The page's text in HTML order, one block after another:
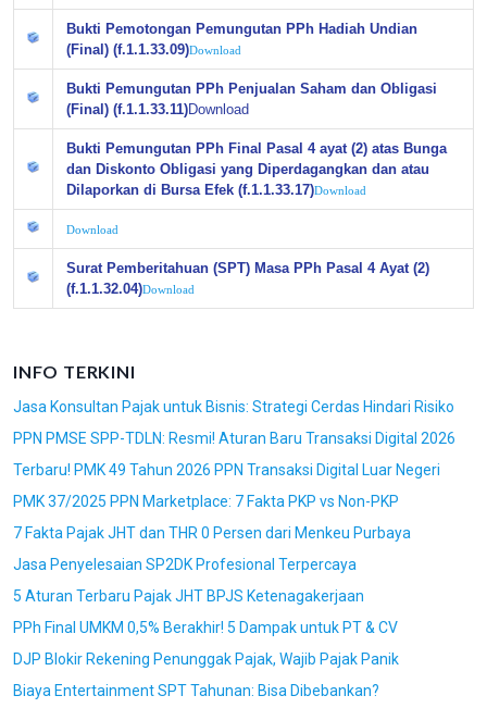
Bukti Pemotongan Pemungutan PPh Hadiah Undian
(Final) (f.1.1.33.09)Download
Bukti Pemungutan PPh Penjualan Saham dan Obligasi
(Final) (f.1.1.33.11)Download
Bukti Pemungutan PPh Final Pasal 4 ayat (2) atas Bunga
dan Diskonto Obligasi yang Diperdagangkan dan atau
Dilaporkan di Bursa Efek (f.1.1.33.17)Download
Download
Surat Pemberitahuan (SPT) Masa PPh Pasal 4 Ayat (2)
(f.1.1.32.04)Download
INFO TERKINI
Jasa Konsultan Pajak untuk Bisnis: Strategi Cerdas Hindari Risiko
PPN PMSE SPP-TDLN: Resmi! Aturan Baru Transaksi Digital 2026
Terbaru! PMK 49 Tahun 2026 PPN Transaksi Digital Luar Negeri
PMK 37/2025 PPN Marketplace: 7 Fakta PKP vs Non-PKP
7 Fakta Pajak JHT dan THR 0 Persen dari Menkeu Purbaya
Jasa Penyelesaian SP2DK Profesional Terpercaya
5 Aturan Terbaru Pajak JHT BPJS Ketenagakerjaan
PPh Final UMKM 0,5% Berakhir! 5 Dampak untuk PT & CV
DJP Blokir Rekening Penunggak Pajak, Wajib Pajak Panik
Biaya Entertainment SPT Tahunan: Bisa Dibebankan?